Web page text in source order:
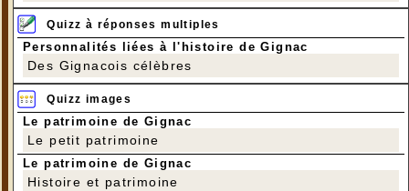
Quizz à réponses multiples
Personnalités liées à l'histoire de Gignac
Des Gignacois célèbres
Quizz images
Le patrimoine de Gignac
Le petit patrimoine
Le patrimoine de Gignac
Histoire et patrimoine